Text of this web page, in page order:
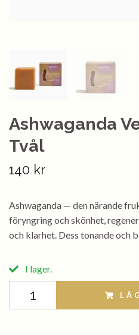
Ashwaganda
Tvål
140 kr
Ashwaganda — den närande
föryngring och skönhet,
och klarhet. Dess tonande och
I lager.